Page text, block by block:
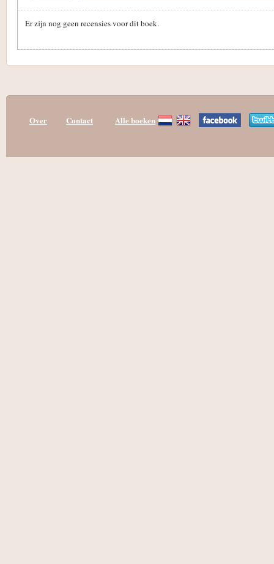
Er zijn nog geen recensies voor dit boek.
Over Contact Alle boeken